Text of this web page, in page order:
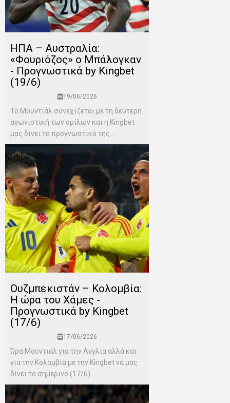
ΗΠΑ – Αυστραλία:
«Φουριόζος» ο Μπάλογκαν
- Προγνωστικά by Kingbet
(19/6)
19/06/2026
Το Μουντιάλ συνεχίζεται με τη δεύτερη
αγωνιστική των ομίλων και η Kingbet
μας δίνει το προγνωστικό της...
Ουζμπεκιστάν – Κολομβία:
Η ώρα του Χάμες -
Προγνωστικά by Kingbet
(17/6)
17/06/2026
Ώρα Μουντιάλ για την Αγγλία αλλά και
για την Κολομβία με την Kingbet να μας
δίνει το σημερινό (17/6)...